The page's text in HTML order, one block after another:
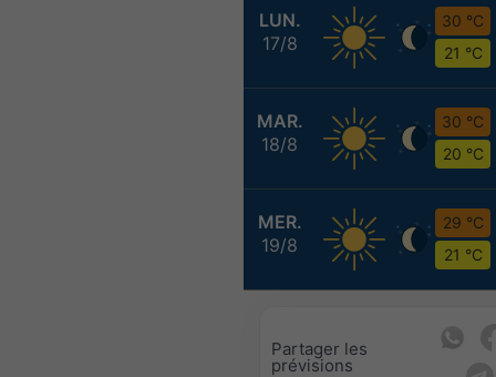
LUN.
17/8
30 °C
21 °C
MAR.
18/8
30 °C
20 °C
MER.
19/8
29 °C
21 °C
Partager les
prévisions